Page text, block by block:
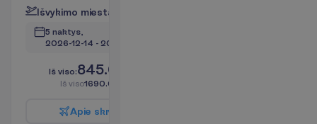
Išvykimo miesta
5 naktys,
2026-12-14 - 2026-12-19
Iš viso:845.00
Iš viso1690.00
Apie skr